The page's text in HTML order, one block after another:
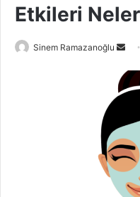
Etkileri
Sinem Ramazanoğlu
Bir